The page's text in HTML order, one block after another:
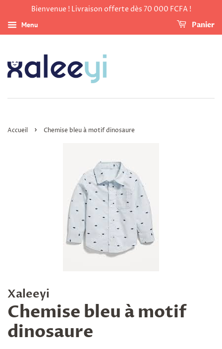
Bienvenue ! Livraison offerte dès 70 000 FCFA !
Menu Panier
Accueil › Chemise bleu à motif dinosaure
Xaleeyi
Chemise bleu à motif
dinosaure